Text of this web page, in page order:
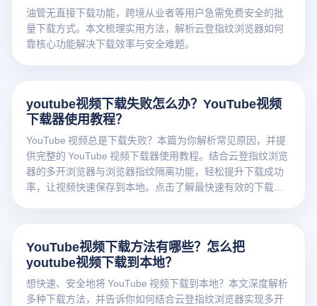
油管无直接下载功能，跨境从业者等用户急需免费安全的批
量下载方式。本文梳理实用方法，解析云登指纹浏览器如何
靠核心功能解决下载效率与安全难题。
youtube视频下载失败怎么办？YouTube视频
下载器使用教程？
YouTube 视频总是下载失败？本篇为你解析常见原因，并提
供完整的 YouTube 视频下载器使用教程。结合云登指纹浏览
器的多开浏览器与浏览器指纹隔离功能，轻松提升下载成功
率，让视频快速保存到本地。点击了解最快速有效的下载方
YouTube视频下载方法有哪些？怎么把
youtube视频下载到本地？
想快速、安全地将 YouTube 视频下载到本地？本文深度解析
多种下载方法，并告诉你如何结合云登指纹浏览器实现多开